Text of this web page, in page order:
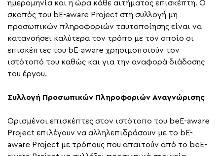
ημερομηνία και η ώρα κάθε αιτήματος επισκέπτη. Ο
σκοπός του bE-aware Project στη συλλογή μη
προσωπικών πληροφοριών ταυτοποίησης είναι να
κατανοήσει καλύτερα τον τρόπο με τον οποίο οι
επισκέπτες του bE-aware χρησιμοποιούν τον
ιστότοπό του καθώς και για την αναφορά διάδοσης
του έργου.
Συλλογή Προσωπικών Πληροφοριών Αναγνώρισης
Ορισμένοι επισκέπτες στον ιστότοπο του beE-aware
Project επιλέγουν να αλληλεπιδράσουν με το bE-
aware Project με τρόπους που απαιτούν από το beE-